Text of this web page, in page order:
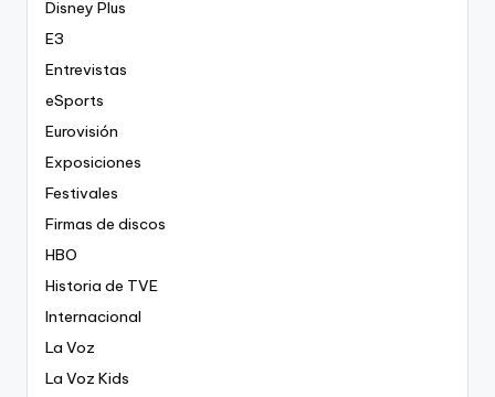
Disney Plus
E3
Entrevistas
eSports
Eurovisión
Exposiciones
Festivales
Firmas de discos
HBO
Historia de TVE
Internacional
La Voz
La Voz Kids